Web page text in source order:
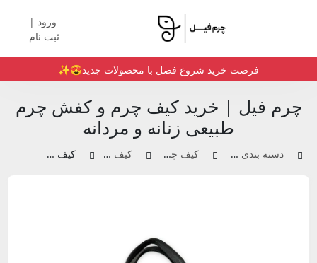
ورود |
ثبت نام
فرصت خرید شروع فصل با محصولات جدید😍✨️
چرم فیل | خرید کیف چرم و کفش چرم
طبیعی زنانه و مردانه
دسته بندی محصولات کیف چرم زنانه کیف دوشی کیف برزنتی